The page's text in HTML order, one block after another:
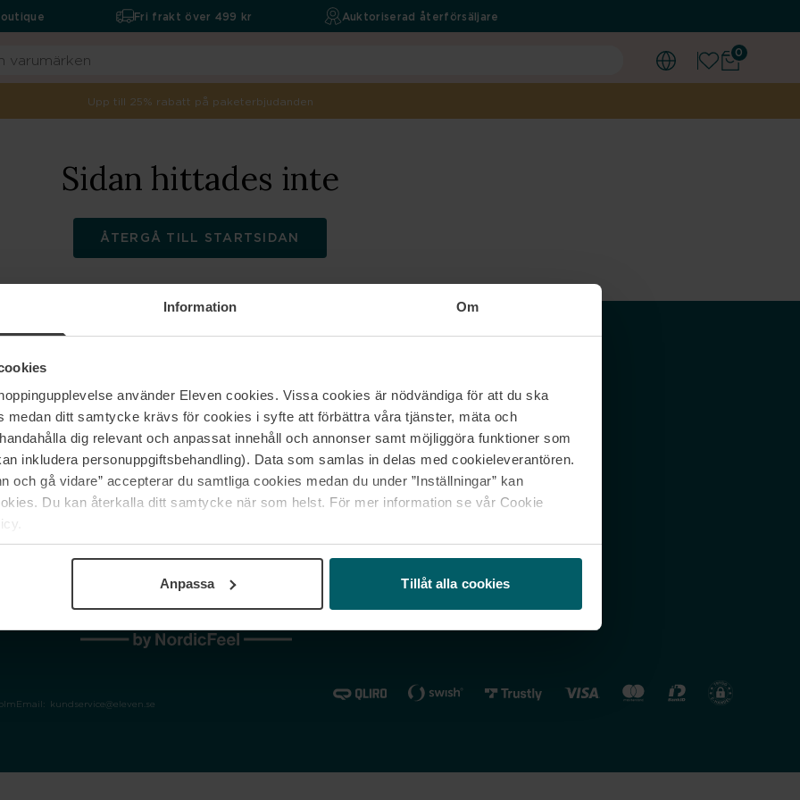
Information Om
använder Eleven cookies. Vissa cookies är nödvändiga för att du ska
medan ditt samtycke krävs för cookies i syfte att förbättra våra tjänster, mäta och
dig relevant och anpassat innehåll och annonser samt möjliggöra funktioner som
inkludera personuppgiftsbehandling). Data som samlas in delas med cookieleverantören.
och gå vidare” accepterar du samtliga cookies medan du under ”Inställningar” kan
Du kan återkalla ditt samtycke när som helst. För mer information se vår Cookie
Anpassa Tillåt alla cookies
0
Fri frakt över 499 kr Auktoriserad återförsäljare
Upp till 25% rabatt på paketerbjudanden
Sidan hittades inte
ÅTERGÅ TILL STARTSIDAN
Om oss
Jobba hos oss
Våra varumärken
Kontakta oss
Vanliga frågor & svar
Spåra min beställning
reklamationer
Nordicfeel SE
Nordicfeel FI
Nordicfeel NO
Email: kundservice@eleven.se